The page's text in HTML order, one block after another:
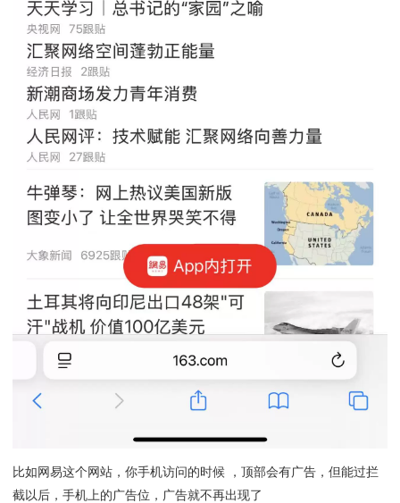
比如网易这个网站，你手机访问的时候 ，顶部会有广告，但能过拦
截以后，手机上的广告位，广告就不再出现了